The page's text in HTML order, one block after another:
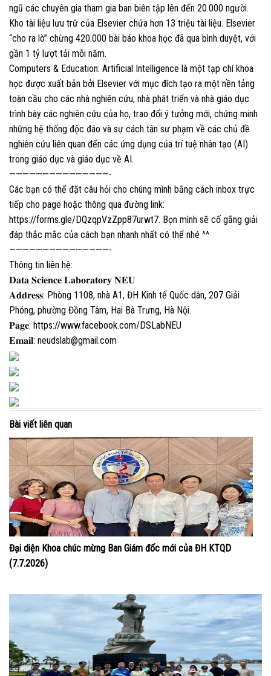
ngũ các chuyên gia tham gia ban biên tập lên đến 20.000 người.
Kho tài liệu lưu trữ của Elsevier chứa hơn 13 triệu tài liệu. Elsevier
“cho ra lò” chừng 420.000 bài báo khoa học đã qua bình duyệt, với
gần 1 tỷ lượt tải mỗi năm.
Computers & Education: Artificial Intelligence là một tạp chí khoa
học được xuất bản bởi Elsevier với mục đích tạo ra một nền tảng
toàn cầu cho các nhà nghiên cứu, nhà phát triển và nhà giáo dục
trình bày các nghiên cứu của họ, trao đổi ý tưởng mới, chứng minh
những hệ thống độc đáo và sự cách tân sư phạm về các chủ đề
nghiên cứu liên quan đến các ứng dụng của trí tuệ nhân tạo (AI)
trong giáo dục và giáo dục về AI.
———————————————-
Các bạn có thể đặt câu hỏi cho chúng mình bằng cách inbox trực
tiếp cho page hoặc thông qua đường link:
https://forms.gle/DQzqpVzZpp87urwt7. Bọn mình sẽ cố gắng giải
đáp thắc mắc của cách bạn nhanh nhất có thể nhé ^^
———————————————-
Thông tin liên hệ:
𝐃𝐚𝐭𝐚 𝐒𝐜𝐢𝐞𝐧𝐜𝐞 𝐋𝐚𝐛𝐨𝐫𝐚𝐭𝐨𝐫𝐲 𝐍𝐄𝐔
𝐀𝐝𝐝𝐫𝐞𝐬𝐬: Phòng 1108, nhà A1, ĐH Kinh tế Quốc dân, 207 Giải
Phóng, phường Đồng Tâm, Hai Bà Trưng, Hà Nội.
𝐏𝐚𝐠𝐞: https://www.facebook.com/DSLabNEU
𝐄𝐦𝐚𝐢𝐥: neudslab@gmail.com
Bài viết liên quan
Đại diện Khoa chúc mừng Ban Giám đốc mới của ĐH KTQD
(7.7.2026)